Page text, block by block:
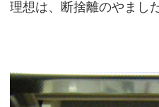
理想は、断捨離のやまし